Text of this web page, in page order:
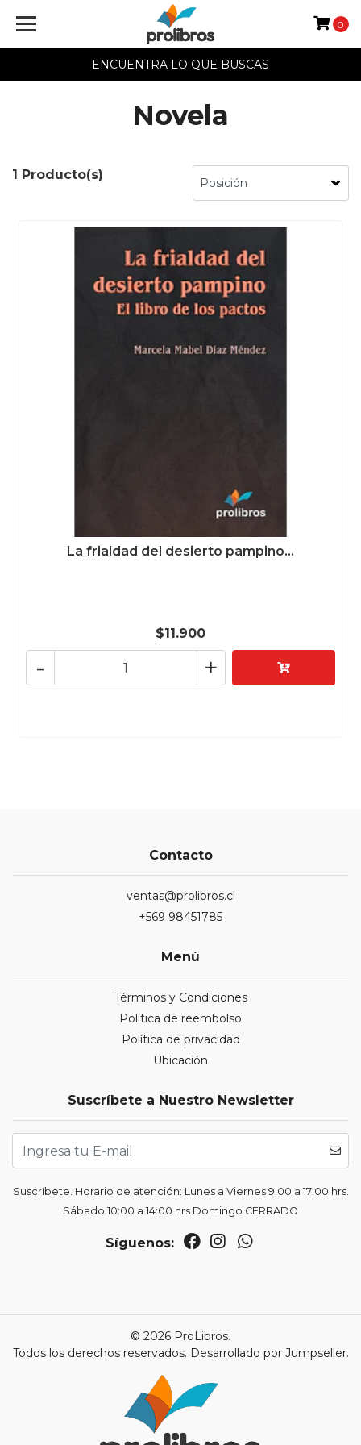
ENCUENTRA LO QUE BUSCAS
0
Novela
1 Producto(s)
La frialdad del desierto pampino...
$11.900
+
-
Contacto
ventas@prolibros.cl
+569 98451785
Menú
Términos y Condiciones
Politica de reembolso
Política de privacidad
Ubicación
Suscríbete a Nuestro Newsletter
Suscríbete. Horario de atención: Lunes a Viernes 9:00 a 17:00 hrs.
Sábado 10:00 a 14:00 hrs Domingo CERRADO
Síguenos:
© 2026 ProLibros.
Todos los derechos reservados. Desarrollado por Jumpseller.